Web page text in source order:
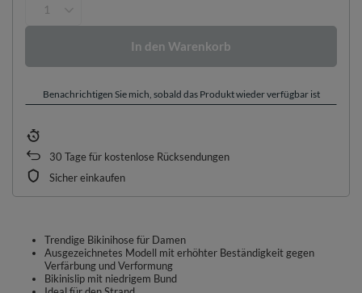
In den Warenkorb
Benachrichtigen Sie mich, sobald das Produkt wieder verfügbar ist
30 Tage für kostenlose Rücksendungen
Sicher einkaufen
Trendige Bikinihose für Damen
Ausgezeichnetes Modell mit erhöhter Beständigkeit gegen
Verfärbung und Verformung
Bikinislip mit niedrigem Bund